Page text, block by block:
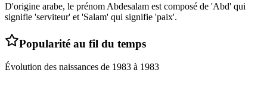
D'origine arabe, le prénom Abdesalam est composé de 'Abd' qui
signifie 'serviteur' et 'Salam' qui signifie 'paix'.
Popularité au fil du temps
Évolution des naissances de 1983 à 1983